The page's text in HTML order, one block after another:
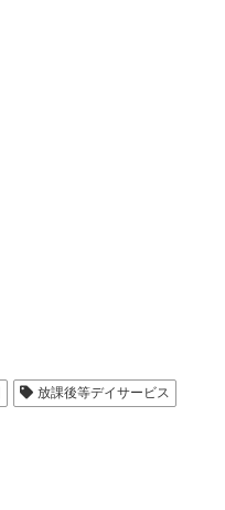
放課後等デイサービス